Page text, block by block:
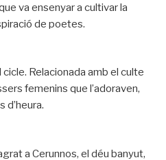
va ensenyar a cultivar la
de poetes.
Relacionada amb el culte
femenins que l’adoraven,
d’heura.
a Cerunnos, el déu banyut,